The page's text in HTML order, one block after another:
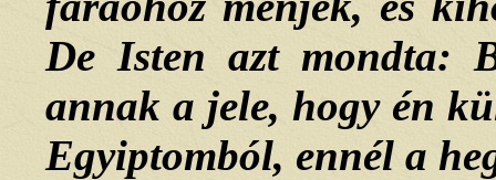
De Isten azt mondta:
annak a jele, hogy én
Egyiptomból, ennél a